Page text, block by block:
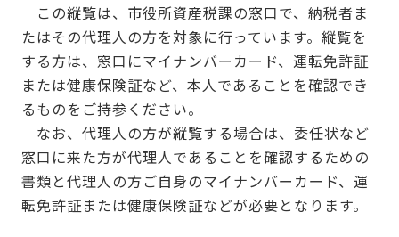
この縦覧は、市役所資産税課の窓口で、納税者ま
たはその代理人の方を対象に行っています。縦覧を
する方は、窓口にマイナンバーカード、運転免許証
または健康保険証など、本人であることを確認でき
るものをご持参ください。
なお、代理人の方が縦覧する場合は、委任状など
窓口に来た方が代理人であることを確認するための
書類と代理人の方ご自身のマイナンバーカード、運
転免許証または健康保険証などが必要となります。